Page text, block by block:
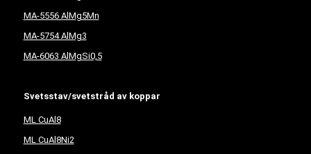
MA-5556 AlMg5Mn
MA-5754 AlMg3
MA-6063 AlMgSi0,5
Svetsstav/svetstråd av koppar
ML CuAl8
ML CuAl8Ni2